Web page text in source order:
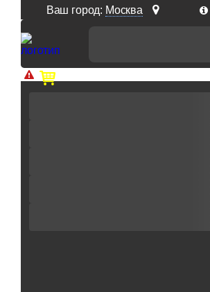
Ваш город: Москва
Доп. скидка от цен на сайте 7%